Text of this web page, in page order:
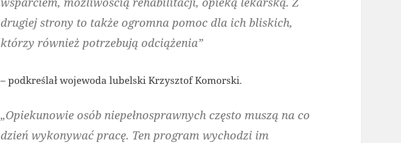
drugiej strony to także ogromna pomoc dla ich bliskich,
którzy również potrzebują odciążenia”
– podkreślał wojewoda lubelski Krzysztof Komorski.
„Opiekunowie osób niepełnosprawnych często muszą na co
dzień wykonywać pracę. Ten program wychodzi im